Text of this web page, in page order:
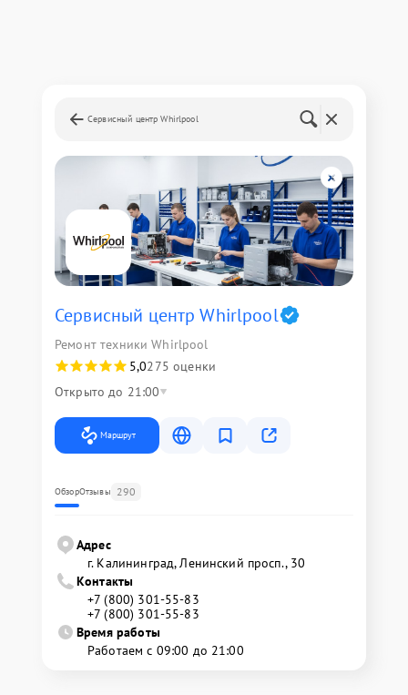
Сервисный центр Whirlpool
Сервисный центр Whirlpool
Ремонт техники Whirlpool
5,0275 оценки
Открыто до 21:00
Маршрут
ОбзорОтзывы 290
Адрес
г. Калининград, Ленинский просп., 30
Контакты
+7 (800) 301-55-83
+7 (800) 301-55-83
Время работы
Работаем с 09:00 до 21:00